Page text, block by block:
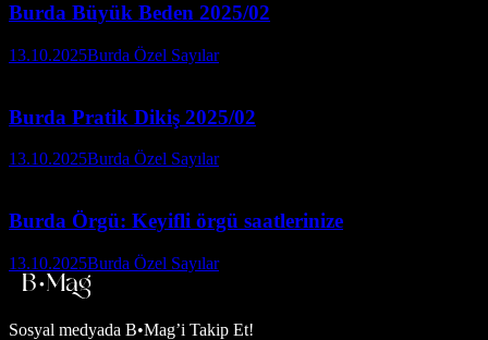
Burda Büyük Beden 2025/02
13.10.2025Burda Özel Sayılar
Burda Pratik Dikiş 2025/02
13.10.2025Burda Özel Sayılar
Burda Örgü: Keyifli örgü saatlerinize
13.10.2025Burda Özel Sayılar
Sosyal medyada B•Mag’i Takip Et!